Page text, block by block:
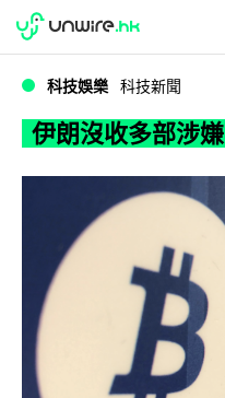
伊朗沒收多部
WWDC 2026
科技娛樂 科技新聞
伊朗沒收多部涉